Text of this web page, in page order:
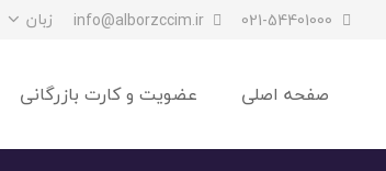
021-54401000
info@alborzccim.ir زبان
صفحه اصلی عضویت و کارت بازرگانی